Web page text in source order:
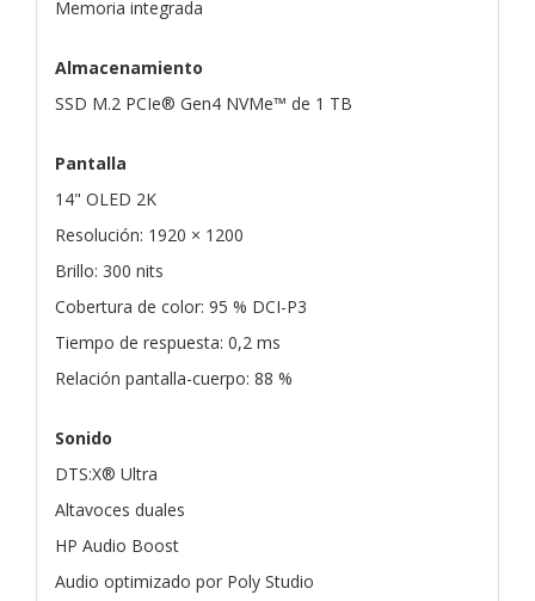
Memoria integrada
Almacenamiento
SSD M.2 PCIe® Gen4 NVMe™ de 1 TB
Pantalla
14" OLED 2K
Resolución: 1920 × 1200
Brillo: 300 nits
Cobertura de color: 95 % DCI-P3
Tiempo de respuesta: 0,2 ms
Relación pantalla-cuerpo: 88 %
Sonido
DTS:X® Ultra
Altavoces duales
HP Audio Boost
Audio optimizado por Poly Studio